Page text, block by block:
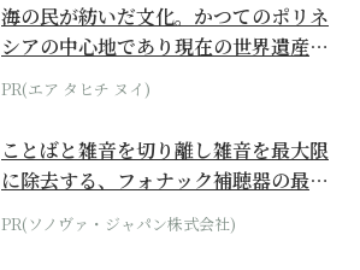
海の民が紡いだ文化。かつてのポリネ
シアの中心地であり現在の世界遺産か
らみえてくる...
PR(エア タヒチ ヌイ)
ことばと雑音を切り離し雑音を最大限
に除去する、フォナック補聴器の最上
位モデル
PR(ソノヴァ・ジャパン株式会社)